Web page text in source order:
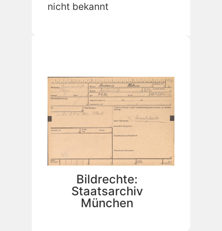
nicht bekannt
Bildrechte:
Staatsarchiv
München